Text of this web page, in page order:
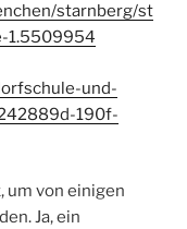
starnberg/st
1.5509954
und-
190f-
um von einigen
Ja, ein